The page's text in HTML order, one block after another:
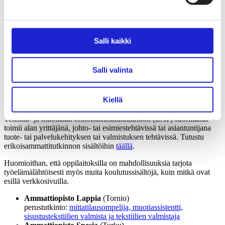
Salli kaikki
Salli valinta
Kiellä
suuntautua ompelijaksi, vaatturiksi, mittatilausompelijaksi,
modistiksi, suutariksi, muotiassistentiksi, sisustustekstiilien
valmistajaksi, tekstiilihuoltajaksi, designtekstiilien valmistajaksi ja
runsaasti. Tutustu perustutkinnon sisältöihintäällä.
Tekstiili- ja muotialan ammattitutkinnoissa (AT) voi syventää
osaamistaan mittatilausompelijana, stailaajana, designtekstiilien
Tutustu ammattitutkinnon sisältöihintäällä
Tekstiili- ja muotialan erikoisammattitutkinnon (EAT) suorittanut
toimii alan yrittäjänä, johto- tai esimiestehtävissä tai asiantuntijana
tuote- tai palvelukehityksen tai valmistuksen tehtävissä. Tutustu
erikoisammattitutkinnon sisältöihin täällä.
Huomioithan, että oppilaitoksilla on mahdollisuuksia tarjota
työelämälähtöisesti myös muita koulutussisältöjä, kuin mitkä ovat
esillä verkkosivuilla.
Ammattiopisto Lappia (Tornio)
perustutkinto: mittatilausompelija, muotiassistentti,
sisustustekstiilien valmista ja tekstiilien valmistaja